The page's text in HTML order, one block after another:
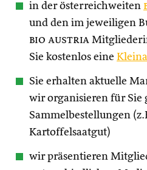
in der österreichweiten
und den im jeweiligen
bio austria
Sie kostenlos eine
Sie erhalten aktuelle
wir organisieren für Sie
Sammelbestellungen
Kartoffelsaatgut)
wir präsentieren